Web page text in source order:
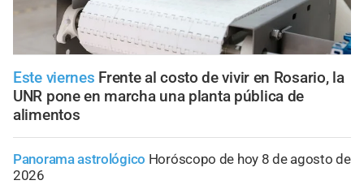
Este viernes Frente al costo de vivir en Rosario, la
UNR pone en marcha una planta pública de
alimentos
Panorama astrológico Horóscopo de hoy 8 de agosto de
2026